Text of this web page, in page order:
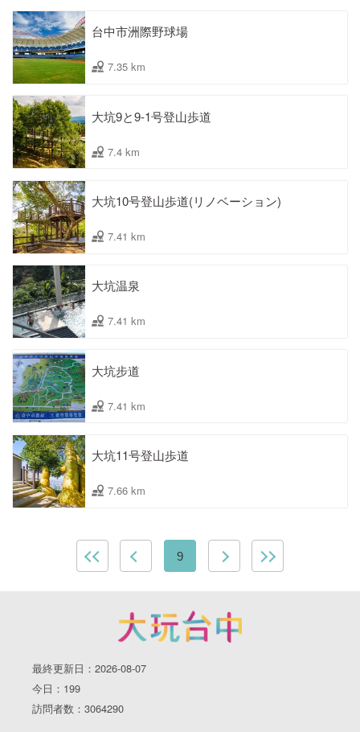
台中市洲際野球場
7.35 km
大坑9と9-1号登山歩道
7.4 km
大坑10号登山歩道(リノベーション)
7.41 km
大坑温泉
7.41 km
大坑步道
7.41 km
大坑11号登山歩道
7.66 km
9
最終更新日：2026-08-07
今日：199
訪問者数：3064290